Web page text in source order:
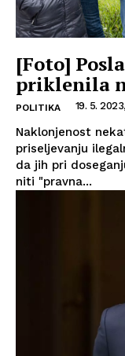
[Foto]
priklenila
POLITIKA 19. 5.
Naklonjenost
priseljevanju
da jih pri
niti "pravna...